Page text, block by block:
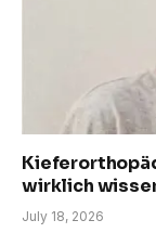
wirklich
July 18, 2026